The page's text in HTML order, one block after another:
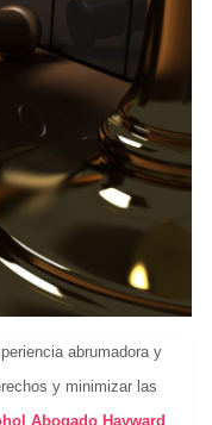
abrumadora y
y minimizar las
Abogado Hayward